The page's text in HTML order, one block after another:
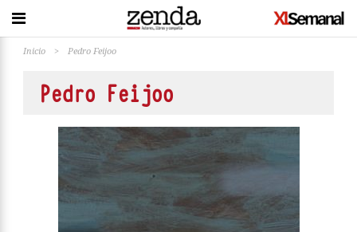
Inicio > Pedro Feijoo
Pedro Feijoo